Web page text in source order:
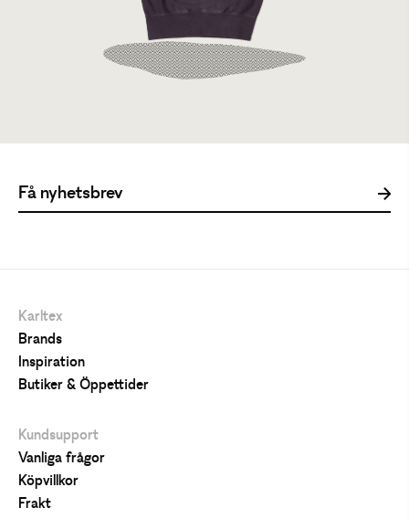
Champion Hooded Sweatshirt IDK
Karltex
Brands
Inspiration
Butiker & Öppettider
Kundsupport
Vanliga frågor
Köpvillkor
Frakt